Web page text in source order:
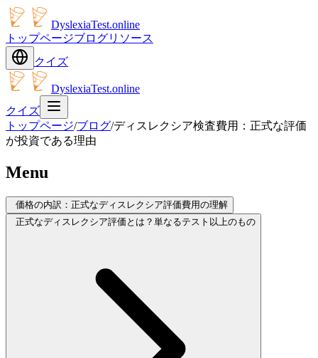
DyslexiaTest.online
トップページブログリソース
クイズ
DyslexiaTest.online
クイズ
トップページ/ブログ/ディスレクシア検査費用：正式な評価
が投資である理由
Menu
価格の内訳：正式なディスレクシア評価費用の理解
正式なディスレクシア評価とは？単なるテスト以上のもの